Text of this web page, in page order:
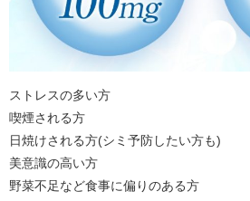
ストレスの多い方
喫煙される方
日焼けされる方(シミ予防したい方も)
美意識の高い方
野菜不足など食事に偏りのある方